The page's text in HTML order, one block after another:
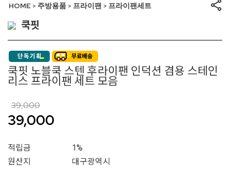
HOME > 주방용품 > 프라이팬 > 프라이팬세트
쿡핏
쿡핏 노블쿡 스텐 후라이팬 인덕션 겸용 스테인
리스 프라이팬 세트 모음
39,000
39,000
적립금
1%
원산지
대구광역시